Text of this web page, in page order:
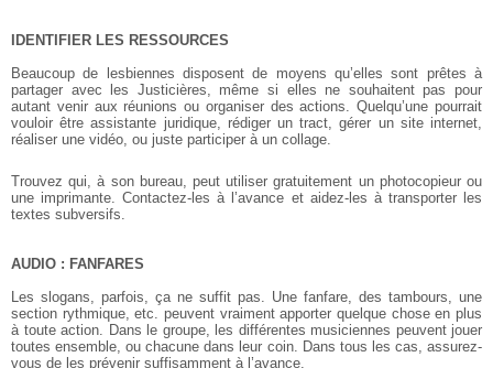
IDENTIFIER LES RESSOURCES
Beaucoup de lesbiennes disposent de moyens qu’elles sont prêtes à
partager avec les Justicières, même si elles ne souhaitent pas pour
autant venir aux réunions ou organiser des actions. Quelqu’une pourrait
vouloir être assistante juridique, rédiger un tract, gérer un site internet,
réaliser une vidéo, ou juste participer à un collage.
Trouvez qui, à son bureau, peut utiliser gratuitement un photocopieur ou
une imprimante. Contactez-les à l’avance et aidez-les à transporter les
textes subversifs.
AUDIO : FANFARES
Les slogans, parfois, ça ne suffit pas. Une fanfare, des tambours, une
section rythmique, etc. peuvent vraiment apporter quelque chose en plus
à toute action. Dans le groupe, les différentes musiciennes peuvent jouer
toutes ensemble, ou chacune dans leur coin. Dans tous les cas, assurez-
vous de les prévenir suffisamment à l’avance.